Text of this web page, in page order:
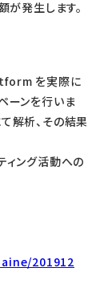
が発生します。
を実際に
ーンを行いま
解析、その結果
ィング活動への
201912